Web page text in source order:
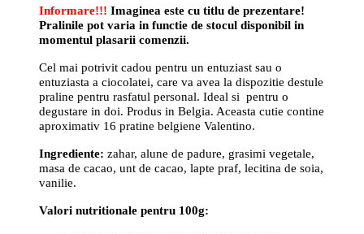
Informare!!! Imaginea este cu titlu de prezentare!
Pralinile pot varia in functie de stocul disponibil in
momentul plasarii comenzii.
Cel mai potrivit cadou pentru un entuziast sau o
entuziasta a ciocolatei, care va avea la dispozitie destule
praline pentru rasfatul personal. Ideal si pentru o
degustare in doi. Produs in Belgia. Aceasta cutie contine
aproximativ 16 pratine belgiene Valentino.
Ingrediente: zahar, alune de padure, grasimi vegetale,
masa de cacao, unt de cacao, lapte praf, lecitina de soia,
vanilie.
Valori nutritionale pentru 100g: